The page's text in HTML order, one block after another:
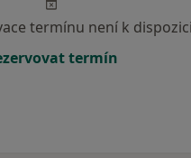
termínu není k dispozici
termín